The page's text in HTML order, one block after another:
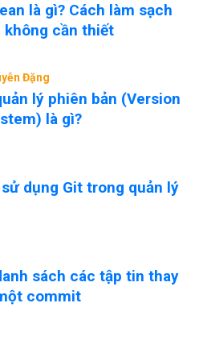
là gì? Cách làm sạch
cần thiết
Đặng
lý phiên bản (Version
là gì?
dụng Git trong quản lý
sách các tập tin thay
commit